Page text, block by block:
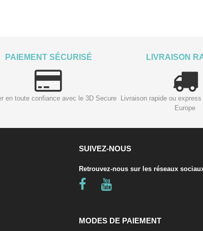
PAIEMENT SÉCURISÉ
en toute confiance avec le 3D Secure
LIVRAISON
Livraison rapide ou
Europe
SUIVEZ-NOUS
Retrouvez-nous sur les réseaux
MODES DE PAIEMENT